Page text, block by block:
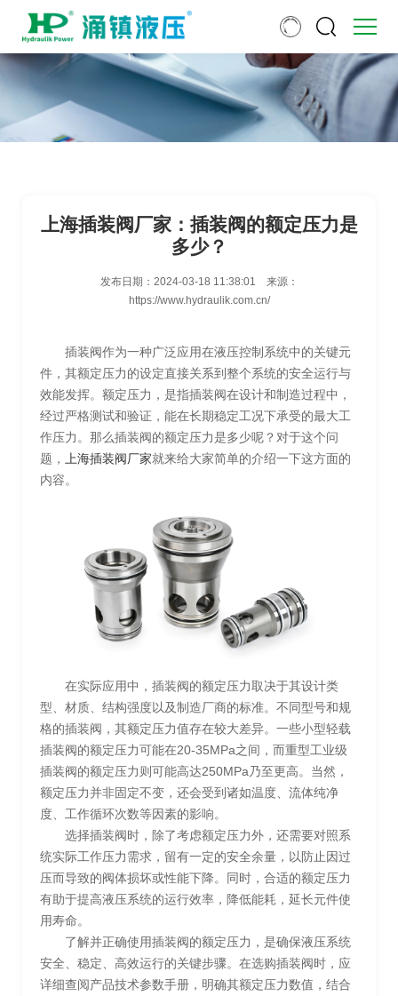
上海插装阀厂家：插装阀的额定压力是
多少？
发布日期： 2024-03-18 11:38:01
来源：
https://www.hydraulik.com.cn/
插装阀作为一种广泛应用在液压控制系统中的关键元
件，其额定压力的设定直接关系到整个系统的安全运行与
效能发挥。额定压力，是指插装阀在设计和制造过程中，
经过严格测试和验证，能在长期稳定工况下承受的最大工
作压力。那么插装阀的额定压力是多少呢？对于这个问
题，
上海插装阀厂家就来给大家简单的介绍一下这方面的
内容。
在实际应用中，插装阀的额定压力取决于其设计类
型、材质、结构强度以及制造厂商的标准。不同型号和规
格的插装阀，其额定压力值存在较大差异。一些小型轻载
插装阀的额定压力可能在20-35MPa之间，而重型工业级
插装阀的额定压力则可能高达250MPa乃至更高。当然，
额定压力并非固定不变，还会受到诸如温度、流体纯净
度、工作循环次数等因素的影响。
选择插装阀时，除了考虑额定压力外，还需要对照系
统实际工作压力需求，留有一定的安全余量，以防止因过
压而导致的阀体损坏或性能下降。同时，合适的额定压力
有助于提高液压系统的运行效率，降低能耗，延长元件使
用寿命。
了解并正确使用插装阀的额定压力，是确保液压系统
安全、稳定、高效运行的关键步骤。在选购插装阀时，应
详细查阅产品技术参数手册，明确其额定压力数值，结合